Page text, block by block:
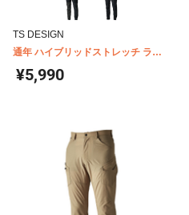
TS DESIGN
通年 ハイブリッドストレッチ ライ
ダーメンズカーゴパンツ 84644
¥5,990